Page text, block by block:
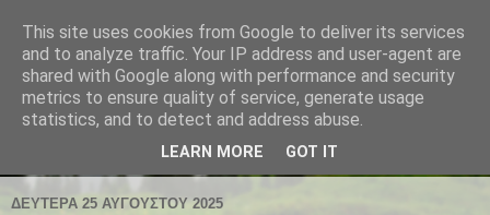
ΔΕΥΤΈΡΑ 25 ΑΥΓΟΎΣΤΟΥ 2025
This site uses cookies from Google to deliver its services
and to analyze traffic. Your IP address and user-agent are
shared with Google along with performance and security
metrics to ensure quality of service, generate usage
statistics, and to detect and address abuse.
LEARN MORE GOT IT